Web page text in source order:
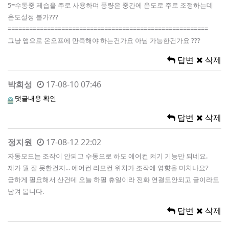
5=수동중 제습을 주로 사용하며 풍량은 중간에 온도로 주로 조정하는데
온도설정 불가???
========================================================
그냥 앱으로 온오프에 만족해야 하는건가요 아님 가능한건가요 ???
답변 삭제
박희성 17-08-10 07:46
댓글내용 확인
답변 삭제
정지원 17-08-12 22:02
자동모드는 조작이 안되고 수동으로 하도 에어컨 켜기 기능만 되네요.
제가 뭘 잘 못한건지... 에어컨 리모컨 위치가 조작에 영향을 미치나요?
급하게 필요해서 산건데 오늘 하필 휴일이라 전화 연결도안되고 글이라도
남겨 봅니다.
답변 삭제